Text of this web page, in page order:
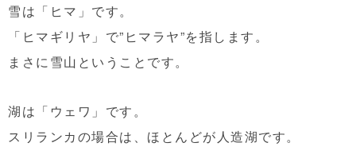
雪は「ヒマ」です。
「ヒマギリヤ」で”ヒマラヤ”を指します。
まさに雪山ということです。
湖は「ウェワ」です。
スリランカの場合は、ほとんどが人造湖です。